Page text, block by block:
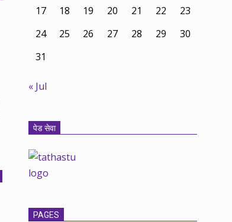
17
18 19 20 21 22
23
24
25 26 27 28 29
30
31
« Jul
पेड सेवा
PAGES